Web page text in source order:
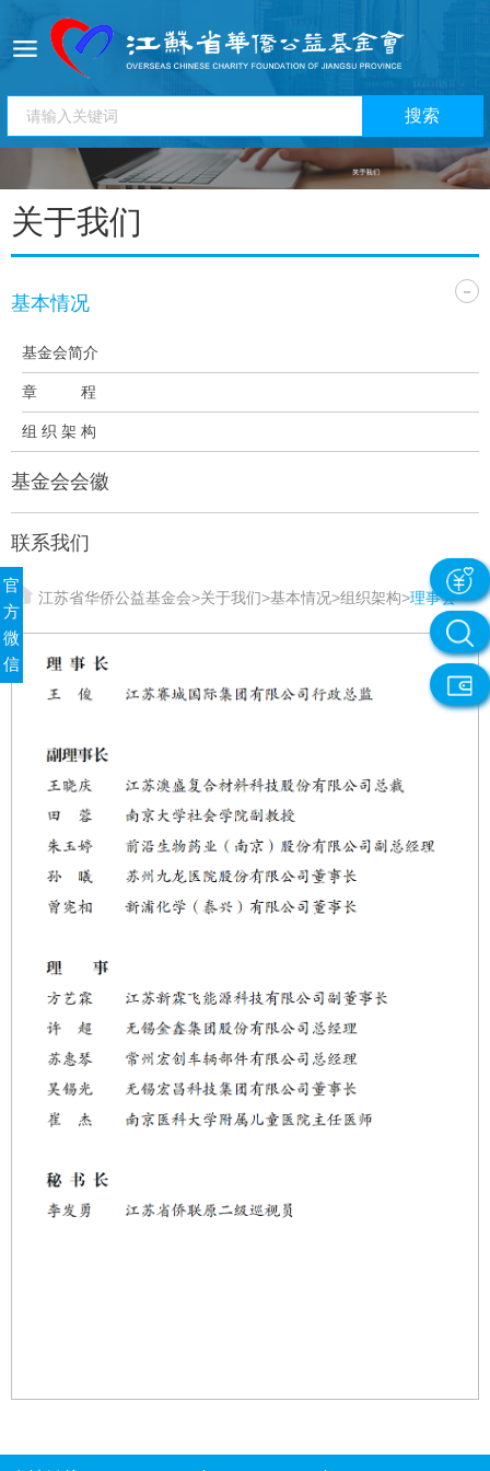
关于我们
基本情况
-
基金会简介
章 程
组织架构
基金会会徽
联系我们
江苏省华侨公益基金会>关于我们>基本情况>组织架构>理事会
官
方
微
信